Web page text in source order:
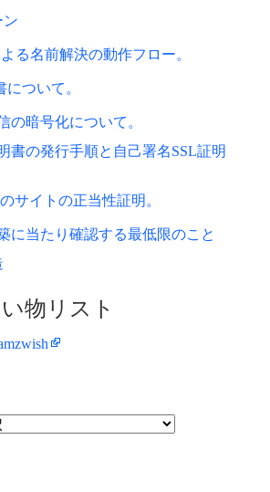
ン
る名前解決の動作フロー。
について。
の暗号化について。
書の発行手順と自己署名SSL証明
サイトの正当性証明。
に当たり確認する最低限のこと
物リスト